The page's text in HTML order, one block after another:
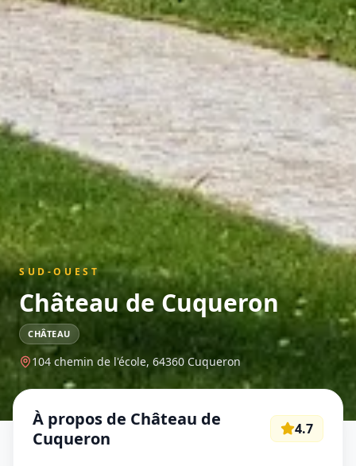
SUD-OUEST
Château de Cuqueron
CHÂTEAU
104 chemin de l'école, 64360 Cuqueron
À propos de Château de
Cuqueron
4.7